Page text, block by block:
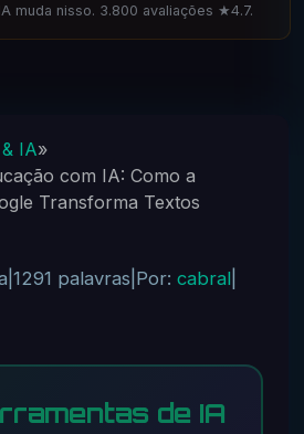
muda nisso. 3.800 avaliações ★4.7.
IA»
com IA: Como a
Transforma Textos
1291 palavras Por: cabral|
de IA